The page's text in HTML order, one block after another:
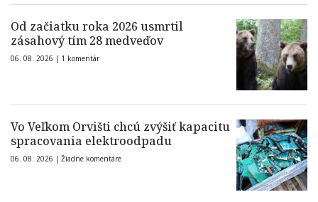
Od začiatku roka 2026 usmrtil
zásahový tím 28 medveďov
06. 08. 2026 | 1 komentár
Vo Veľkom Orvišti chcú zvýšiť kapacitu
spracovania elektroodpadu
06. 08. 2026 | Žiadne komentáre